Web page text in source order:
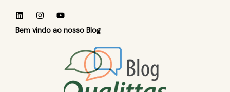
Bem vindo ao nosso Blog